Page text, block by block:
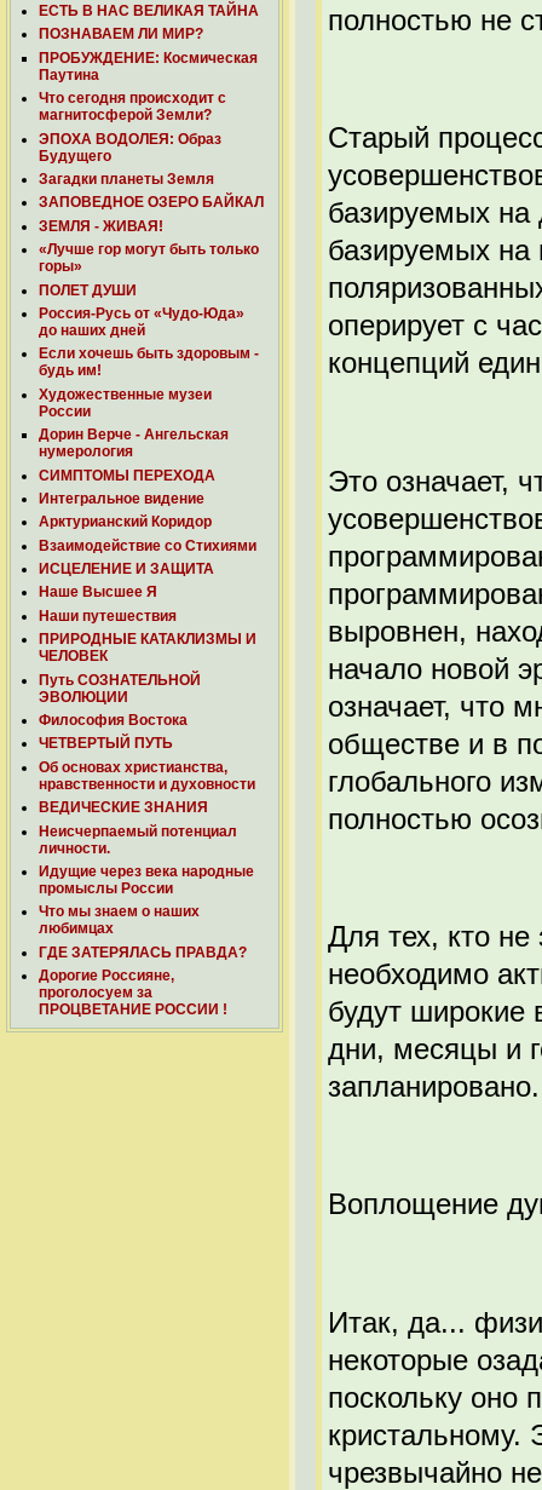
ЕСТЬ В НАС ВЕЛИКАЯ ТАЙНА
ПОЗНАВАЕМ ЛИ МИР?
ПРОБУЖДЕНИЕ: Космическая
Паутина
Что сегодня происходит с
магнитосферой Земли?
ЭПОХА ВОДОЛЕЯ: Образ
Будущего
Загадки планеты Земля
ЗАПОВЕДНОЕ ОЗЕРО БАЙКАЛ
ЗЕМЛЯ - ЖИВАЯ!
«Лучше гор могут быть только
горы»
ПОЛЕТ ДУШИ
Россия-Русь от «Чудо-Юда»
до наших дней
Если хочешь быть здоровым -
будь им!
Художественные музеи
России
Дорин Верче - Ангельская
нумерология
СИМПТОМЫ ПЕРЕХОДА
Интегральное видение
Арктурианский Коридор
Взаимодействие со Стихиями
ИСЦЕЛЕНИЕ И ЗАЩИТА
Наше Высшее Я
Наши путешествия
ПРИРОДНЫЕ КАТАКЛИЗМЫ И
ЧЕЛОВЕК
Путь СОЗНАТЕЛЬНОЙ
ЭВОЛЮЦИИ
Философия Востока
ЧЕТВЕРТЫЙ ПУТЬ
Об основах христианства,
нравственности и духовности
ВЕДИЧЕСКИЕ ЗНАНИЯ
Неисчерпаемый потенциал
личности.
Идущие через века народные
промыслы России
Что мы знаем о наших
любимцах
ГДЕ ЗАТЕРЯЛАСЬ ПРАВДА?
Дорогие Россияне,
проголосуем за
ПРОЦВЕТАНИЕ РОССИИ !
полностью не
Старый
базируемых на
базируемых на
оперирует с
концепций
Это означает,
выровнен,
начало новой
означает, что
обществе и в
глобального
полностью
Для тех, кто
необходимо
будут широкие
дни, месяцы и
запланировано.
Воплощение
Итак, да...
некоторые
поскольку оно
кристальному.
чрезвычайно